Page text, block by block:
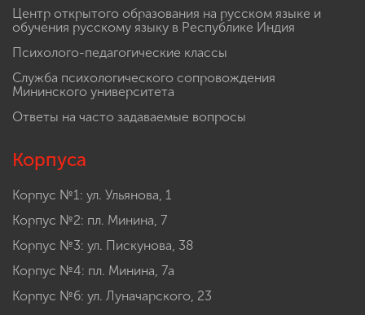
Центр открытого образования на русском языке и
обучения русскому языку в Республике Индия
Психолого-педагогические классы
Служба психологического сопровождения
Мининского университета
Ответы на часто задаваемые вопросы
Корпуса
Корпус №1: ул. Ульянова, 1
Корпус №2: пл. Минина, 7
Корпус №3: ул. Пискунова, 38
Корпус №4: пл. Минина, 7а
Корпус №6: ул. Луначарского, 23